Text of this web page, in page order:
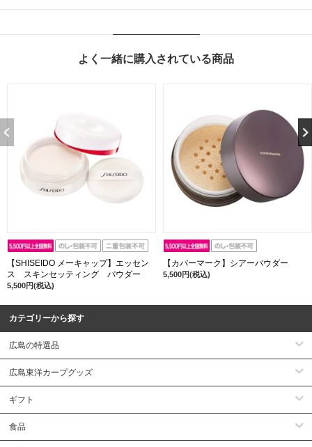
よく一緒に購入されている商品
【SHISEIDO メーキャップ】エッセン
ス スキンセッティング パウダー
5,500円(税込)
【カバーマーク】シアーパウダー
5,500円(税込)
カテゴリーから探す
広島の特選品
広島東洋カープグッズ
ギフト
食品